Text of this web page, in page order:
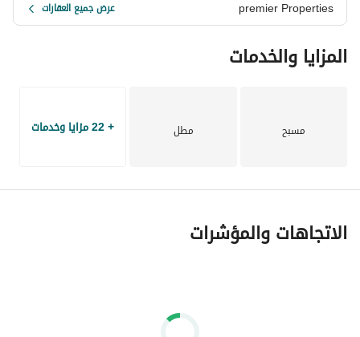
premier Properties عرض جميع العقارات
المزايا والخدمات
مسبح مطل + 22 مزايا وخدمات
الاتجاهات والمؤشرات